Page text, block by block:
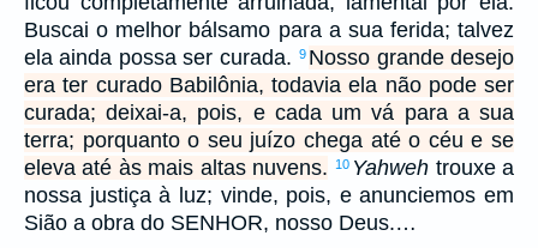
Buscai o melhor bálsamo para a sua ferida; talvez
ela ainda possa ser curada. 9 Nosso grande desejo
era ter curado Babilônia, todavia ela não pode ser
curada; deixai-a, pois, e cada um vá para a sua
terra; porquanto o seu juízo chega até o céu e se
eleva até às mais altas nuvens.
10 Yahweh trouxe a
nossa justiça à luz; vinde, pois, e anunciemos em
Sião a obra do SENHOR, nosso Deus.…